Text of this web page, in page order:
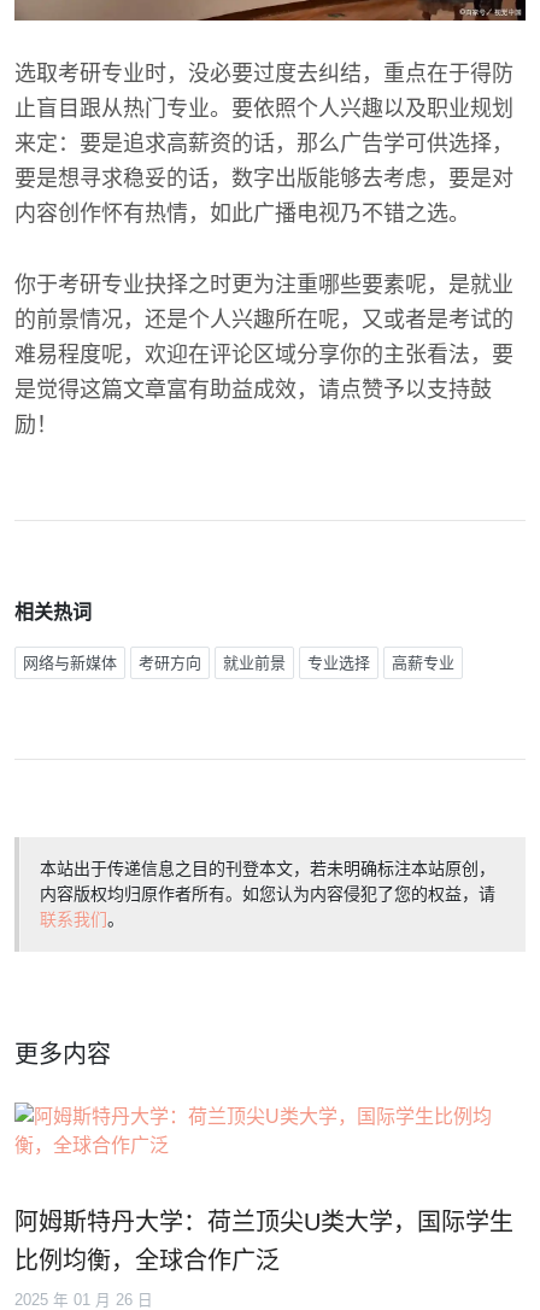
选取考研专业时，没必要过度去纠结，重点在于得防
止盲目跟从热门专业。要依照个人兴趣以及职业规划
来定：要是追求高薪资的话，那么广告学可供选择，
要是想寻求稳妥的话，数字出版能够去考虑，要是对
内容创作怀有热情，如此广播电视乃不错之选。
你于考研专业抉择之时更为注重哪些要素呢，是就业
的前景情况，还是个人兴趣所在呢，又或者是考试的
难易程度呢，欢迎在评论区域分享你的主张看法，要
是觉得这篇文章富有助益成效，请点赞予以支持鼓
励！
相关热词
网络与新媒体 考研方向 就业前景 专业选择 高薪专业
本站出于传递信息之目的刊登本文，若未明确标注本站原创，
内容版权均归原作者所有。如您认为内容侵犯了您的权益，请
联系我们。
更多内容
阿姆斯特丹大学：荷兰顶尖U类大学，国际学生
比例均衡，全球合作广泛
2025 年 01 月 26 日